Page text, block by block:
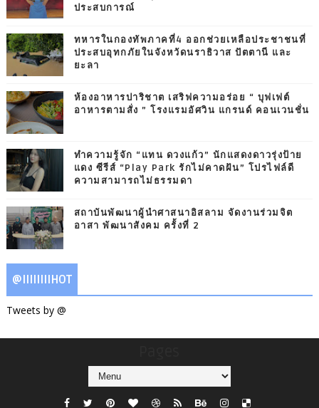
ประสบการณ์
ทหารในกองทัพภาคที่4 ออกช่วยเหลือประชาชนที่
ประสบอุทกภัยในจังหวัดนราธิวาส ปัตตานี และ
ยะลา
ห้องอาหารปาริชาต เสริฟความอร่อย “ บุฟเฟต์
อาหารตามสั่ง ” โรงแรมอัศวิน แกรนด์ คอนเวนชั่น
ทำความรู้จัก “แทน ดวงแก้ว” นักแสดงดาวรุ่งป้าย
แดง ซีรีส์ “Play Park รักไม่คาดฝัน” โปรไฟล์ดี
ความสามารถไม่ธรรมดา
สถาบันพัฒนาผู้นำศาสนาอิสลาม จัดงานร่วมจิต
อาสา พัฒนาสังคม ครั้งที่ 2
@IIIIIIIIHOT
Tweets by @